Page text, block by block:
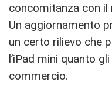
concomitanza con
Un aggiornamento
un certo rilievo che
l’iPad mini quanto
commercio.